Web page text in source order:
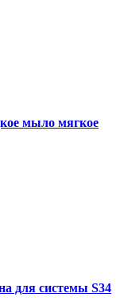
мыло мягкое
для системы S34